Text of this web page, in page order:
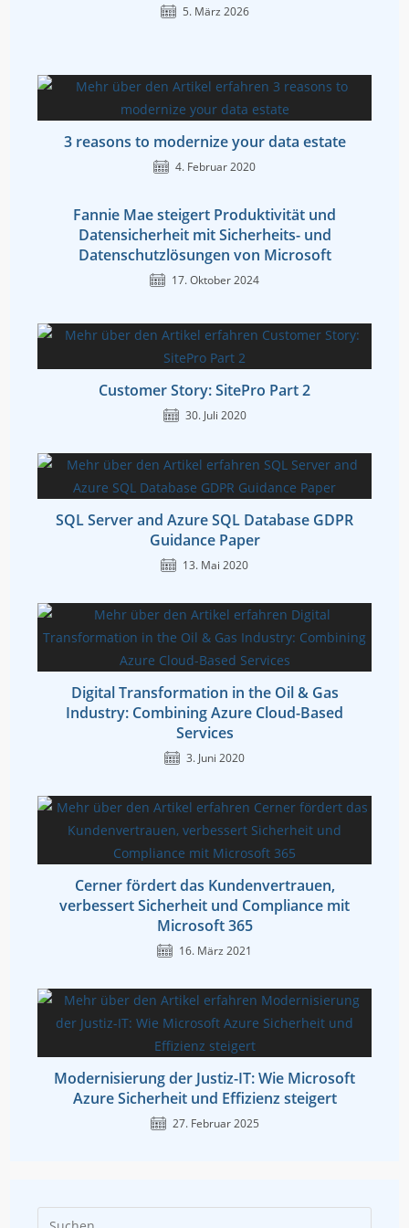
5. März 2026
3 reasons to modernize your data estate
4. Februar 2020
Fannie Mae steigert Produktivität und
Datensicherheit mit Sicherheits- und
Datenschutzlösungen von Microsoft
17. Oktober 2024
Customer Story: SitePro Part 2
30. Juli 2020
SQL Server and Azure SQL Database GDPR
Guidance Paper
13. Mai 2020
Digital Transformation in the Oil & Gas
Industry: Combining Azure Cloud-Based
Services
3. Juni 2020
Cerner fördert das Kundenvertrauen,
verbessert Sicherheit und Compliance mit
Microsoft 365
16. März 2021
Modernisierung der Justiz-IT: Wie Microsoft
Azure Sicherheit und Effizienz steigert
27. Februar 2025